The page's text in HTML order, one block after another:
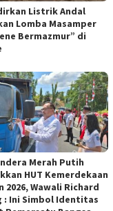
Listrik Andal
Lomba Masamper
Bermazmur” di
Merah Putih
HUT Kemerdekaan
2026, Wawali Richard
: Ini Simbol Identitas